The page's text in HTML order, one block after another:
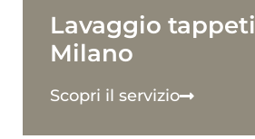
Lavaggio tappeti
Milano
Scopri il servizio